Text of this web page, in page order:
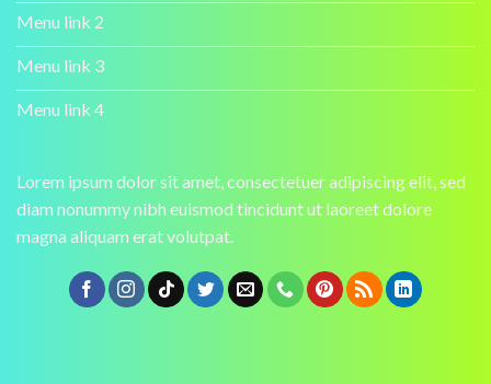
Menu link 2
Menu link 3
Menu link 4
Lorem ipsum dolor sit amet, consectetuer adipiscing elit, sed
diam nonummy nibh euismod tincidunt ut laoreet dolore
magna aliquam erat volutpat.